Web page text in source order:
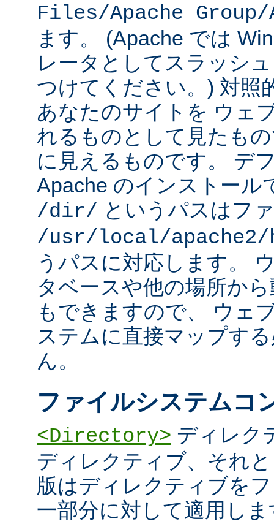
Files/Apache Group/
ます。 (Apache では
レータとしてスラッシ
つけてください。) 対照
あなたのサイトを ウェ
れるものとして見たも
に見えるものです。 デ
Apache のインストール
/dir/ というパスはフ
/usr/local/
うパスに対応します。
タベースや他の場所か
もできますので、 ウェ
ステムに直接マップす
ん。
ファイルシステムコ
<Directory> ディレク
ディレクティブ、それ
版はディレクティブを
一部分に対して適用し